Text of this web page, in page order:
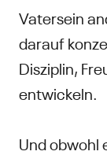
Vatersein
darauf
Disziplin,
entwickeln.
Und obwohl